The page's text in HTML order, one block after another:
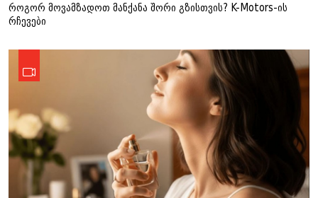
როგორ მოვამზადოთ მანქანა შორი გზისთვის? K-Motors-ის
რჩევები